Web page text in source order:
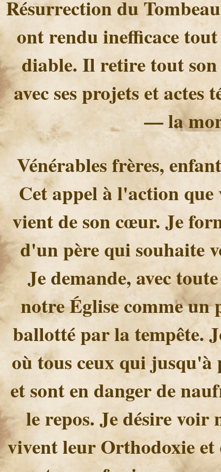
Résurrection du
ont rendu inefficace
diable. Il retire tout
avec ses projets et
— la
Vénérables frères,
Cet appel à l'action que
vient de son cœur. Je
d'un père qui souhaite
Je demande, avec
notre Église comme
ballotté par la tempête.
où tous ceux qui
et sont en danger de
le repos. Je désire voir
vivent leur Orthodoxie et